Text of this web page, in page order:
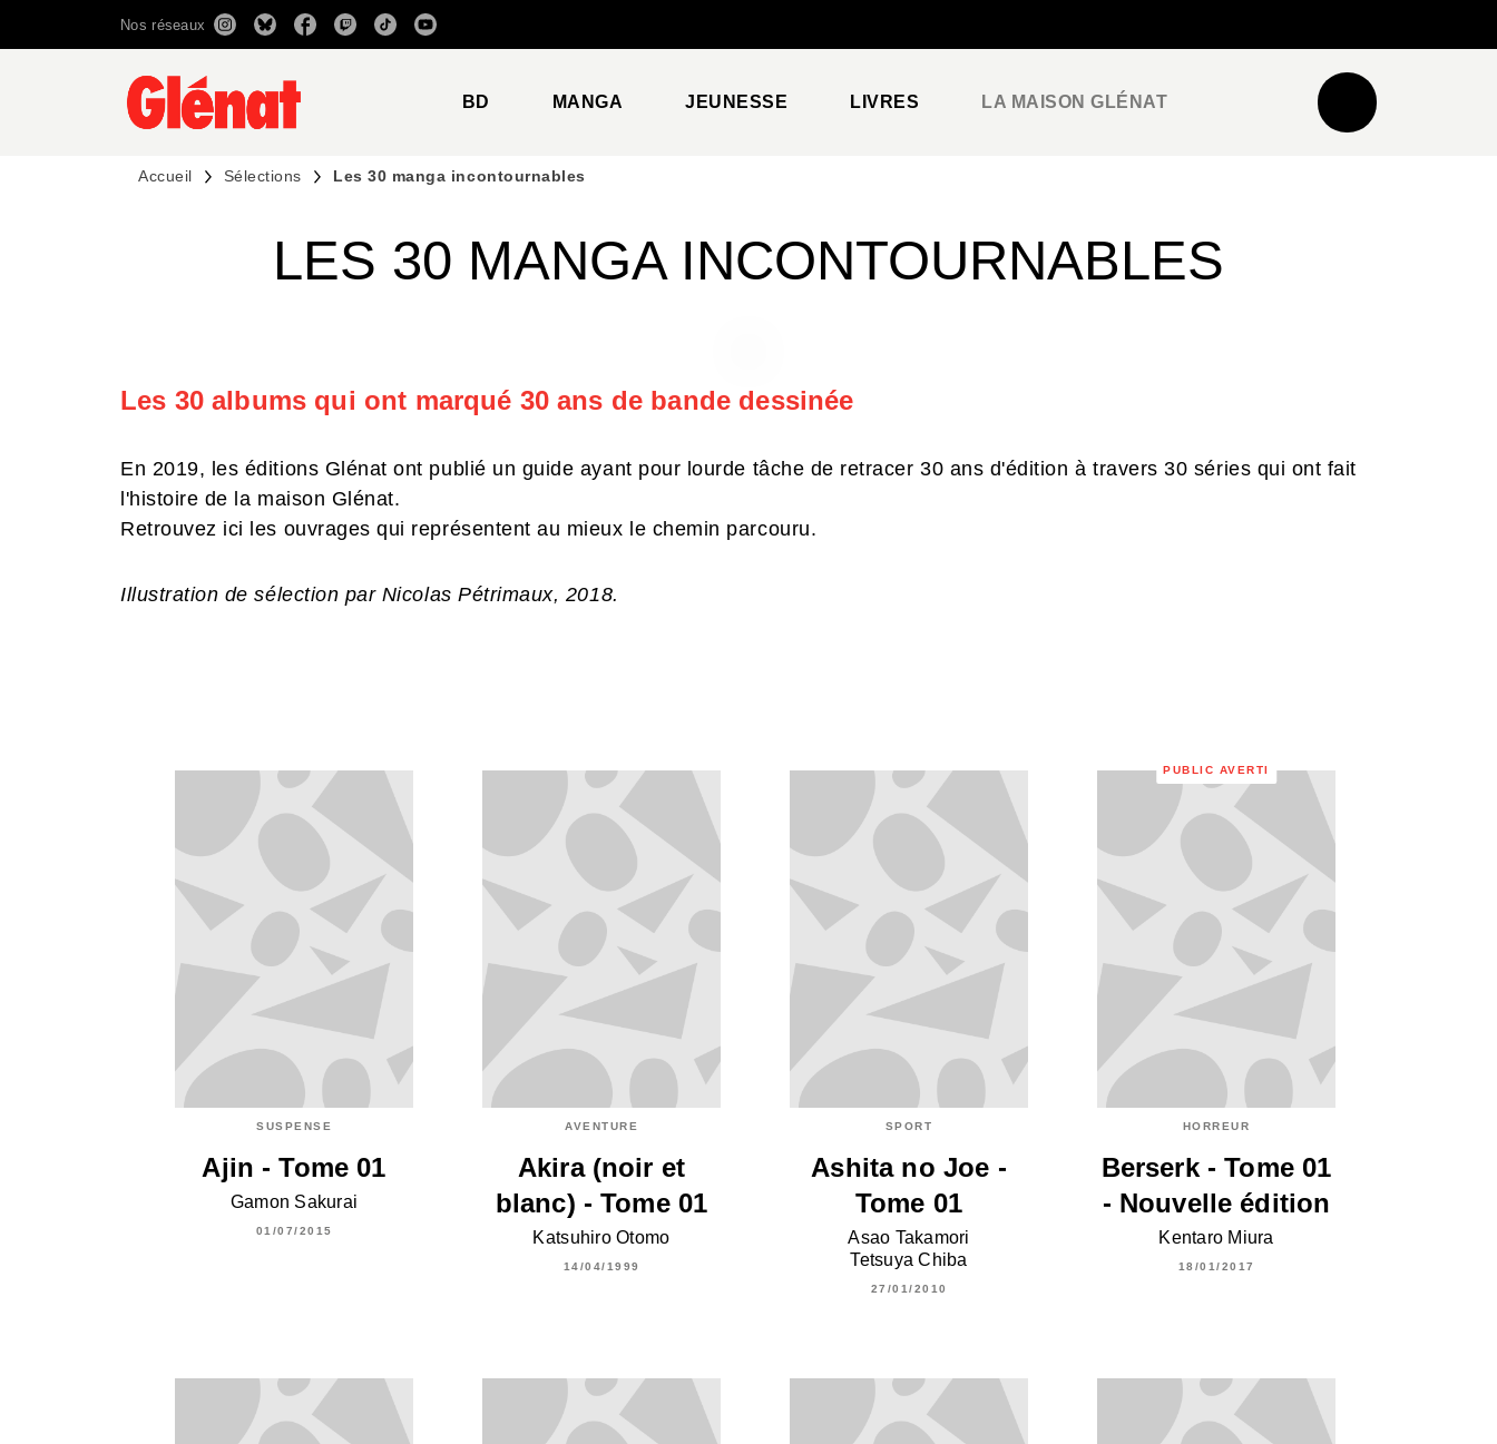
RECHERCHE CONTENU
Nos réseaux
BD MANGA JEUNESSE LIVRES LA MAISON GLÉNAT
Accueil Sélections Les 30 manga incontournables
LES 30 MANGA INCONTOURNABLES
Les 30 albums qui ont marqué 30 ans de bande dessinée
En 2019, les éditions Glénat ont publié un guide ayant pour lourde tâche de retracer 30 ans d'édition à travers 30 séries qui ont fait
l'histoire de la maison Glénat.
Retrouvez ici les ouvrages qui représentent au mieux le chemin parcouru.
Illustration de sélection par Nicolas Pétrimaux, 2018.
SUSPENSE
Ajin - Tome 01
Gamon Sakurai
01/07/2015
AVENTURE
Akira (noir et
blanc) - Tome 01
Katsuhiro Otomo
14/04/1999
SPORT
Ashita no Joe -
Tome 01
Asao Takamori
Tetsuya Chiba
27/01/2010
PUBLIC AVERTI
HORREUR
Berserk - Tome 01
- Nouvelle édition
Kentaro Miura
18/01/2017